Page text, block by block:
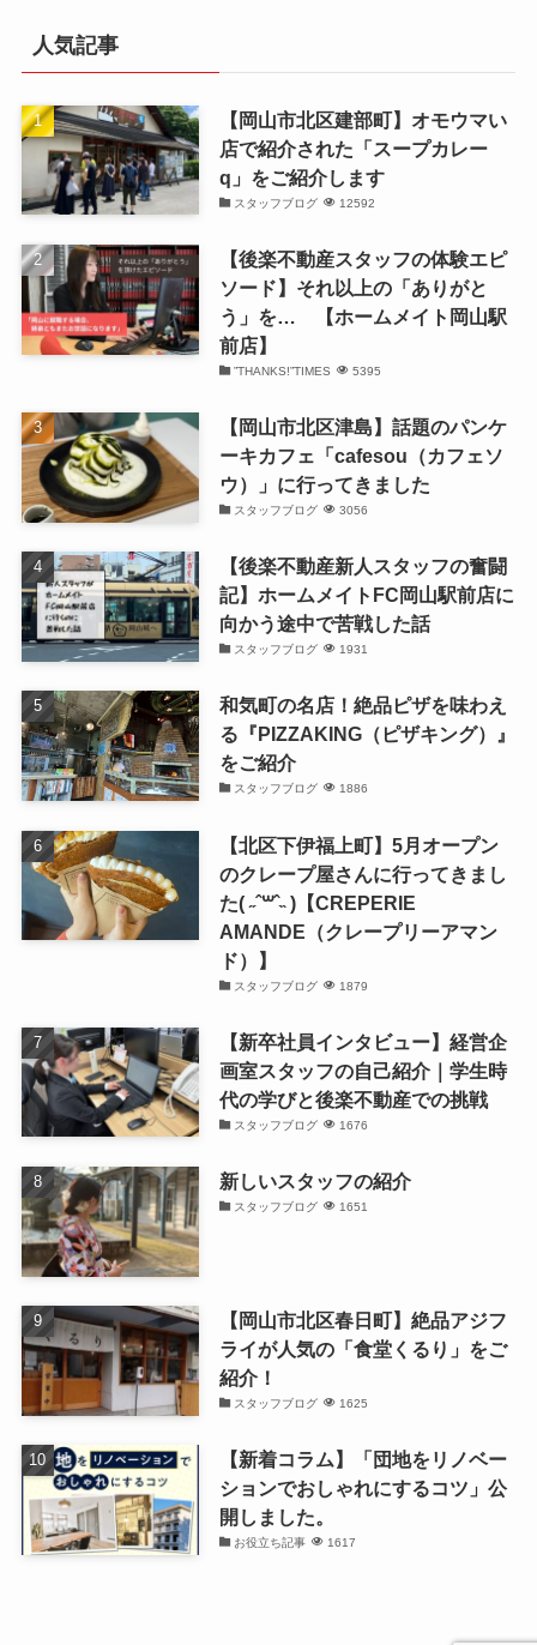
ブ
人気記事
【岡山市北区建部町】オモウマい
店で紹介された「スープカレー
q」をご紹介します
スタッフブログ 12592
【後楽不動産スタッフの体験エピ
ソード】それ以上の「ありがと
う」を… 【ホームメイト岡山駅
前店】
”THANKS!”TIMES 5395
【岡山市北区津島】話題のパンケ
ーキカフェ「cafesou（カフェソ
ウ）」に行ってきました
スタッフブログ 3056
【後楽不動産新人スタッフの奮闘
記】ホームメイトFC岡山駅前店に
向かう途中で苦戦した話
スタッフブログ 1931
和気町の名店！絶品ピザを味わえ
る『PIZZAKING（ピザキング）』
をご紹介
スタッフブログ 1886
【北区下伊福上町】5月オープン
のクレープ屋さんに行ってきまし
た( ˶ˆ꒳ˆ˵ )【CREPERIE
AMANDE（クレープリーアマン
ド）】
スタッフブログ 1879
【新卒社員インタビュー】経営企
画室スタッフの自己紹介｜学生時
代の学びと後楽不動産での挑戦
スタッフブログ 1676
新しいスタッフの紹介
スタッフブログ 1651
【岡山市北区春日町】絶品アジフ
ライが人気の「食堂くるり」をご
紹介！
スタッフブログ 1625
【新着コラム】「団地をリノベー
ションでおしゃれにするコツ」公
開しました。
お役立ち記事 1617